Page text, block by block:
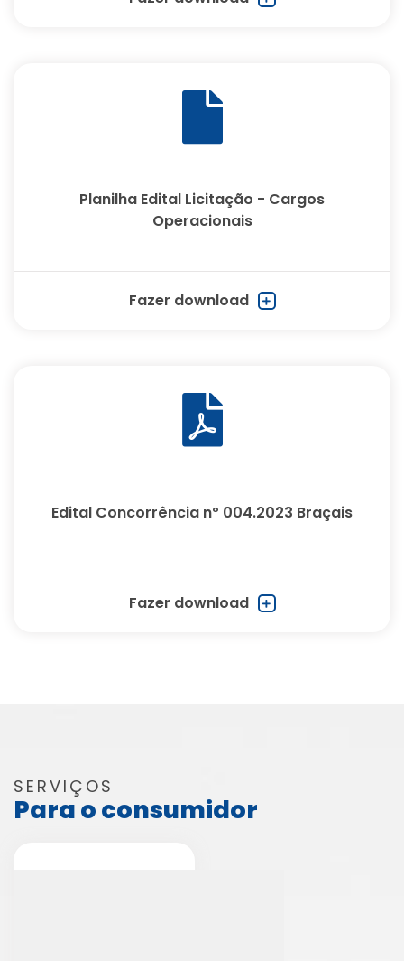
Planilha Edital Licitação - Cargos
Operacionais
Fazer download
Edital Concorrência nº 004.2023 Braçais
Fazer download
SERVIÇOS
Para o consumidor